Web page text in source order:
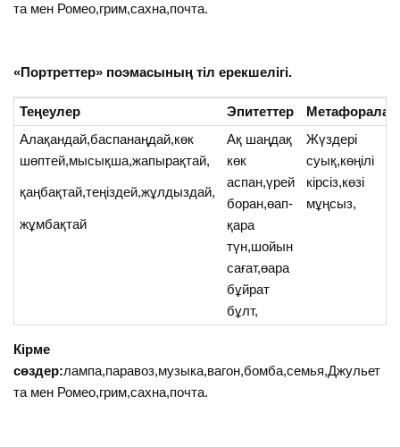
та мен Ромео,грим,сахна,почта.
«Портреттер» поэмасының тіл ерекшелігі.
Теңеулер Эпитеттер
Метафоралар
Алақандай,баспанаңдай,көк
шөптей,мысықша,жапырақтай,
қаңбақтай,теңіздей,жұлдыздай,
жұмбақтай
Ақ шаңдақ
көк
аспан,үрей
боран,өап-
қара
түн,шойын
сағат,өара
бұйрат
бұлт,
Жүздері
суық,көңілі
кірсіз,көзі
мұңсыз,
Кірме
сөздер:лампа,паравоз,музыка,вагон,бомба,семья,Джульет
та мен Ромео,грим,сахна,почта.